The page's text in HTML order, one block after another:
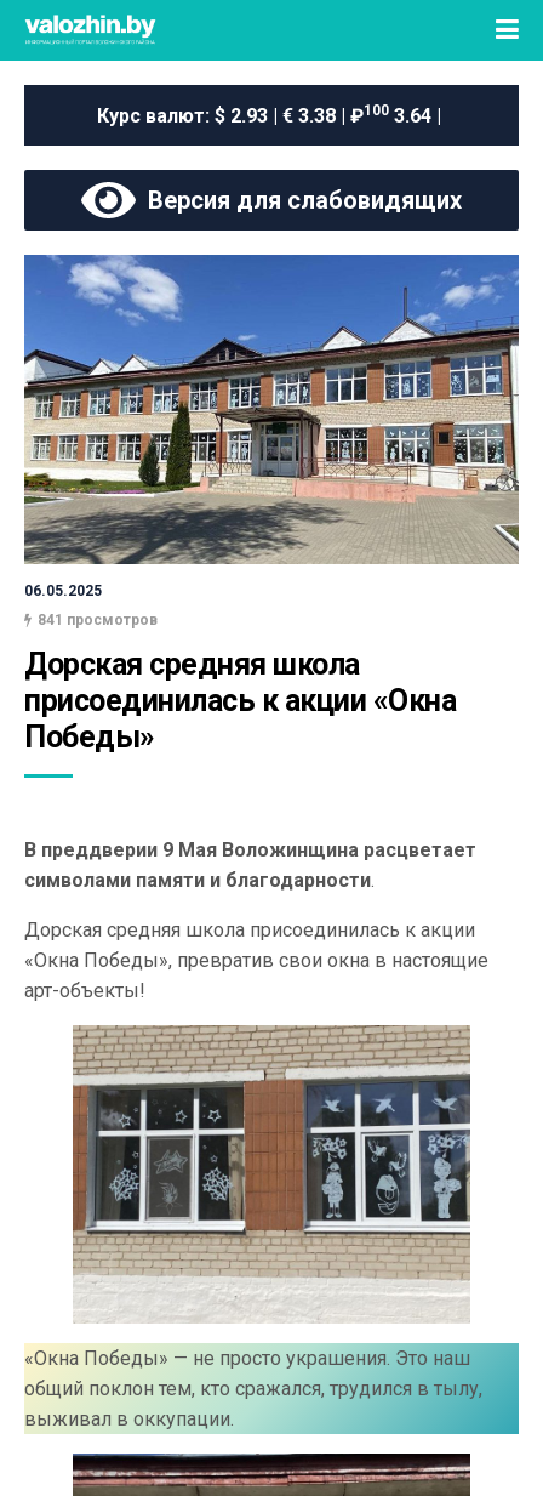
Курс валют: $ 2.93 | € 3.38 | ₽100 3.64 |
Версия для слабовидящих
06.05.2025
841 просмотров
Дорская средняя школа
присоединилась к акции «Окна
Победы»
В преддверии 9 Мая Воложинщина расцветает
символами памяти и благодарности.
Дорская средняя школа присоединилась к акции
«Окна Победы», превратив свои окна в настоящие
арт-объекты!
«Окна Победы» — не просто украшения. Это наш
общий поклон тем, кто сражался, трудился в тылу,
выживал в оккупации.